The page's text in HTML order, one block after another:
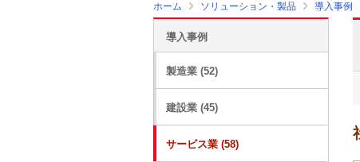
ホーム ソリューション・製品 導入事例
導入事例
製造業 (52)
建設業 (45)
サービス業 (58)